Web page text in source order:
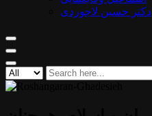
دکتر حسین لاجوردی